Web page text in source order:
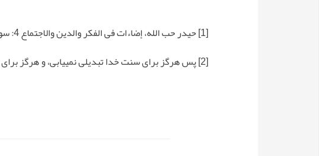
[1] حیدر حب الله، إضاءات فی الفکر والدین والاجتماع 4: سوال: 530.
[2] پس هرگز براى سنت خدا تبديلى نمى‏يابى، و هرگز